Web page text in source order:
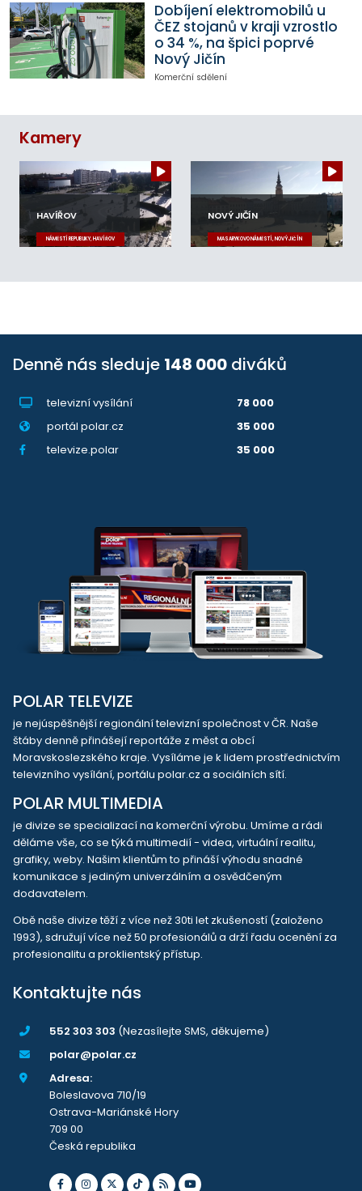
Dobíjení elektromobilů u
ČEZ stojanů v kraji vzrostlo
o 34 %, na špici poprvé
Nový Jičín
Komerční sdělení
Kamery
HAVÍŘOV
NÁMĚSTÍ REPUBLIKY, HAVÍŘOV
NOVÝ JIČÍN
MASARYKOVO NÁMĚSTÍ, NOVÝ JIČÍN
Denně nás sleduje 148 000 diváků
televizní vysílání
78 000
portál polar.cz
35 000
televize.polar
35 000
POLAR TELEVIZE
je nejúspěšnější regionální televizní společnost v ČR. Naše
štáby denně přinášejí reportáže z měst a obcí
Moravskoslezského kraje. Vysíláme je k lidem prostřednictvím
televizního vysílání, portálu polar.cz a sociálních sítí.
POLAR MULTIMEDIA
je divize se specializací na komerční výrobu. Umíme a rádi
děláme vše, co se týká multimedií - videa, virtuální realitu,
grafiky, weby. Našim klientům to přináší výhodu snadné
komunikace s jediným univerzálním a osvědčeným
dodavatelem.
Obě naše divize těží z více než 30ti let zkušeností (založeno
1993), sdružují více než 50 profesionálů a drží řadu ocenění za
profesionalitu a proklientský přístup.
Kontaktujte nás
552 303 303 (Nezasílejte SMS, děkujeme)
polar@polar.cz
Adresa:
Boleslavova 710/19
Ostrava-Mariánské Hory
709 00
Česká republika